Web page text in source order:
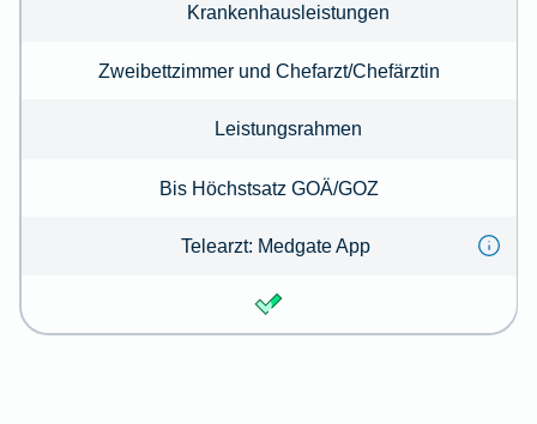
Krankenhausleistungen
Zweibettzimmer und Chefarzt/Chefärztin
Leistungsrahmen
Bis Höchstsatz GOÄ/GOZ
Telearzt: Medgate App